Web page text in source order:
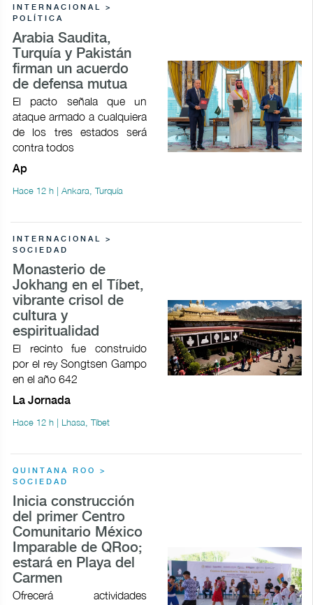
INTERNACIONAL >
POLÍTICA
Arabia Saudita,
Turquía y Pakistán
firman un acuerdo
de defensa mutua
El pacto señala que un
ataque armado a cualquiera
de los tres estados será
contra todos
Ap
Hace 12 h | Ankara, Turquía
INTERNACIONAL >
SOCIEDAD
Monasterio de
Jokhang en el Tíbet,
vibrante crisol de
cultura y
espiritualidad
El recinto fue construido
por el rey Songtsen Gampo
en el año 642
La Jornada
Hace 12 h | Lhasa, Tíbet
QUINTANA ROO >
SOCIEDAD
Inicia construcción
del primer Centro
Comunitario México
Imparable de QRoo;
estará en Playa del
Carmen
Ofrecerá actividades